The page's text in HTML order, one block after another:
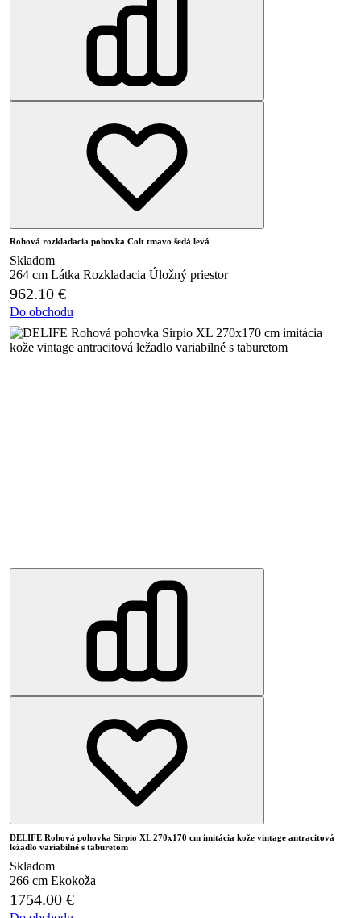
Rohová rozkladacia pohovka Colt tmavo šedá levá
Skladom
264 cm Látka Rozkladacia Úložný priestor
962.10 €
Do obchodu
DELIFE Rohová pohovka Sirpio XL 270x170 cm imitácia kože vintage antracitová
ležadlo variabilné s taburetom
Skladom
266 cm Ekokoža
1754.00 €